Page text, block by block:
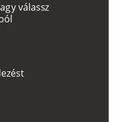
agyválassz
ól
ezést